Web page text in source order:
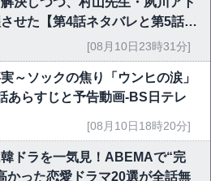
せた【第4話ネタバレと第5話予
[08月10日23時31分]
～ソックの焦り「ウンヒの涙」
あらすじと予告動画-BS日テレ
[08月10日18時20分]
ドラを一気見！ABEMAで“完
かった恋愛ドラマ20選が全話無